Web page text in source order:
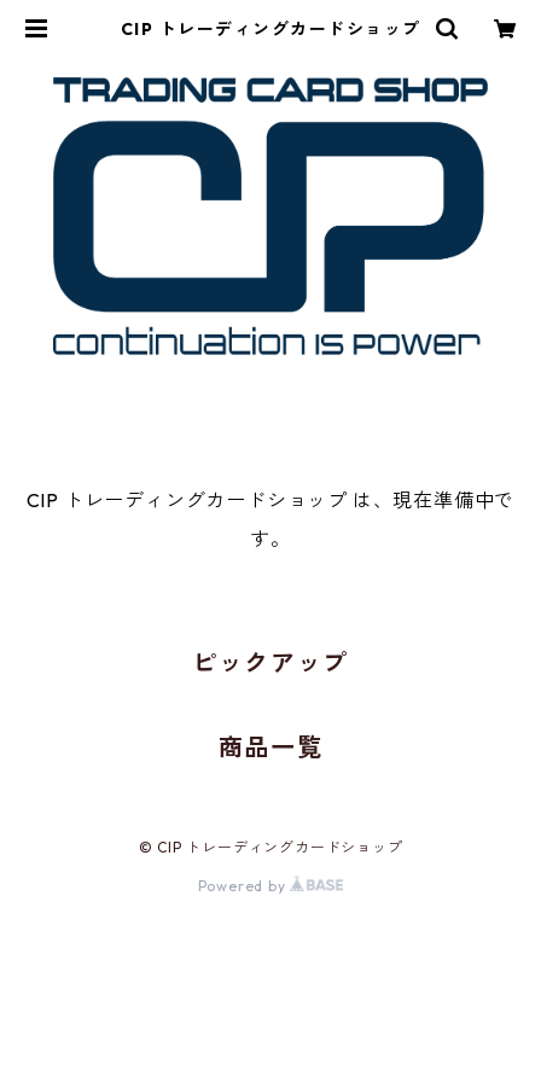
CIP トレーディングカードショップ
CIP トレーディングカードショップ は、現在準備中で
す。
ピックアップ
商品一覧
© CIP トレーディングカードショップ
Powered by